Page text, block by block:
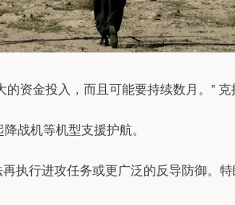
金投入，而且可能要持续数月。” 克
战机等机型支援护航。
行进攻任务或更广泛的反导防御。特